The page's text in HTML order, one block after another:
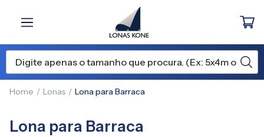
Home Lonas Lona para Barraca
Lona para Barraca